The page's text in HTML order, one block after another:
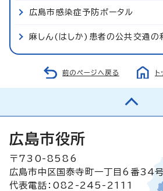
広島市感染症予防ポータル
麻しん(はしか)患者の公共交通の
前のページへ戻る
広島市役所
〒730-8586
広島市中区国泰寺町一丁目6番34号
代表電話：082-245-2111